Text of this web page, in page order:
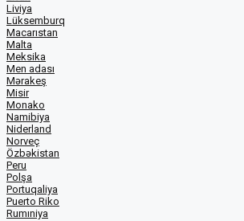
Liviya
Lüksemburq
Macarıstan
Malta
Meksika
Men adası
Mərakeş
Misir
Monako
Namibiya
Niderland
Norveç
Özbəkistan
Peru
Polşa
Portuqaliya
Puerto Riko
Rumıniya